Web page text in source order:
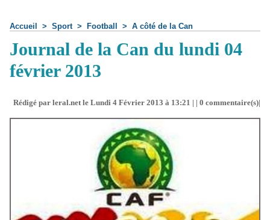
Accueil > Sport > Football > A côté de la Can
Journal de la Can du lundi 04
février 2013
Rédigé par leral.net le Lundi 4 Février 2013 à 13:21 | | 0 commentaire(s)|